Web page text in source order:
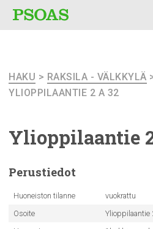
HAKU > RAKSILA - VÄLKKYLÄ
YLIOPPILAANTIE 2 A 32
Ylioppilaantie
Perustiedot
Huoneiston tilanne
vuokrattu
Osoite
Ylioppilaantie